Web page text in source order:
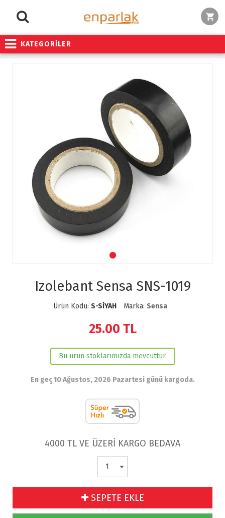
KATEGORİLER
Izolebant Sensa SNS-1019
Ürün Kodu: S-SİYAH Marka: Sensa
25.00 TL
Bu ürün stoklarımızda mevcuttur.
En geç 10 Ağustos, 2026 Pazartesi günü kargoda.
4000 TL VE ÜZERİ KARGO BEDAVA
SEPETE EKLE